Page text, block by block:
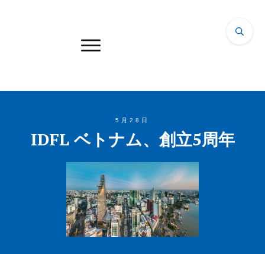
5月28日
IDFL ベトナム、創立5周年